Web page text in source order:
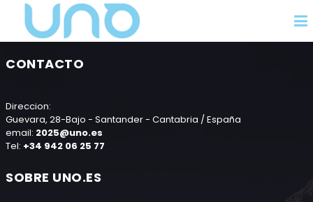
CONTACTO
Direccion:
Guevara, 28-Bajo - Santander - Cantabria / España
email: 2025@uno.es
Tel: +34 942 06 25 77
SOBRE UNO.ES